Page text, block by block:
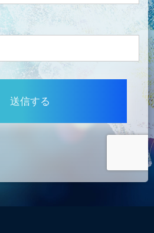
送信する